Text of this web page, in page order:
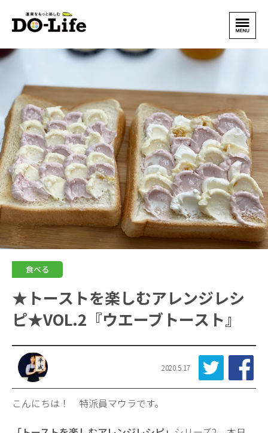
食べる
★トーストを楽しむアレンジレシ
ピ★VOL.2『ウエーブトースト』
2020.5.17
こんにちは！ 特派員マウラです。